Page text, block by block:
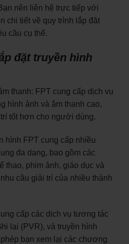
nên liên hệ trực tiếp với
chi tiết về quy trình lắp đặt
cầu cụ thể.
đặt truyền hình
thanh: FPT cung cấp dịch vụ
hình ảnh và âm thanh cao,
tốt hơn cho người dùng.
hình FPT cung cấp nhiều
đa dạng, bao gồm các
thao, phim ảnh, giáo dục và
cầu giải trí của nhiều thành
cấp các dịch vụ tương tác
lại (PVR), và truyền hình
bạn xem lại các chương